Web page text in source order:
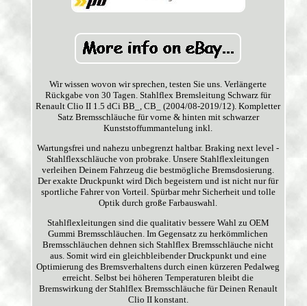
Wir wissen wovon wir sprechen, testen Sie uns. Verlängerte
Rückgabe von 30 Tagen. Stahlflex Bremsleitung Schwarz für
Renault Clio II 1.5 dCi BB_, CB_ (2004/08-2019/12). Kompletter
Satz Bremsschläuche für vorne & hinten mit schwarzer
Kunststoffummantelung inkl.
Wartungsfrei und nahezu unbegrenzt haltbar. Braking next level -
Stahlflexschläuche von probrake. Unsere Stahlflexleitungen
verleihen Deinem Fahrzeug die bestmögliche Bremsdosierung.
Der exakte Druckpunkt wird Dich begeistern und ist nicht nur für
sportliche Fahrer von Vorteil. Spürbar mehr Sicherheit und tolle
Optik durch große Farbauswahl.
Stahlflexleitungen sind die qualitativ bessere Wahl zu OEM
Gummi Bremsschläuchen. Im Gegensatz zu herkömmlichen
Bremsschläuchen dehnen sich Stahlflex Bremsschläuche nicht
aus. Somit wird ein gleichbleibender Druckpunkt und eine
Optimierung des Bremsverhaltens durch einen kürzeren Pedalweg
erreicht. Selbst bei höheren Temperaturen bleibt die
Bremswirkung der Stahlflex Bremsschläuche für Deinen Renault
Clio II konstant.